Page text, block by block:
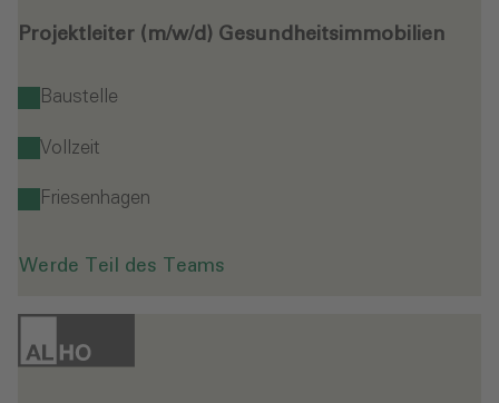
Projektleiter (m/w/d) Gesundheitsimmobilien
Baustelle
Vollzeit
Friesenhagen
Werde Teil des Teams